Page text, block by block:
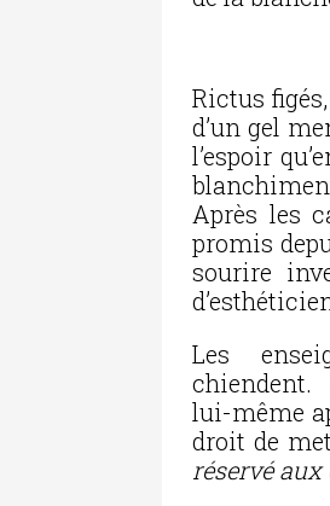
Rictus
d’un gel
l’espoir
Après les
promis
sourire
Les
chiendent.
lui-même
droit de
réservé